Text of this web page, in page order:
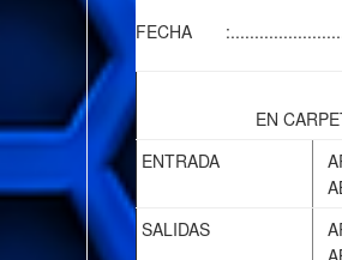
FECHA
EN
ENTRADA
SALIDAS